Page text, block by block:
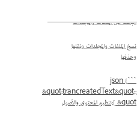
البحث عن الملفات والمجلدات
نسخ الملفات والمجلدات ونقلها
وحذفها
```json {
&quot;trancreatedText&quot;:
[ &quot;تنظيم المحتوى والأصول